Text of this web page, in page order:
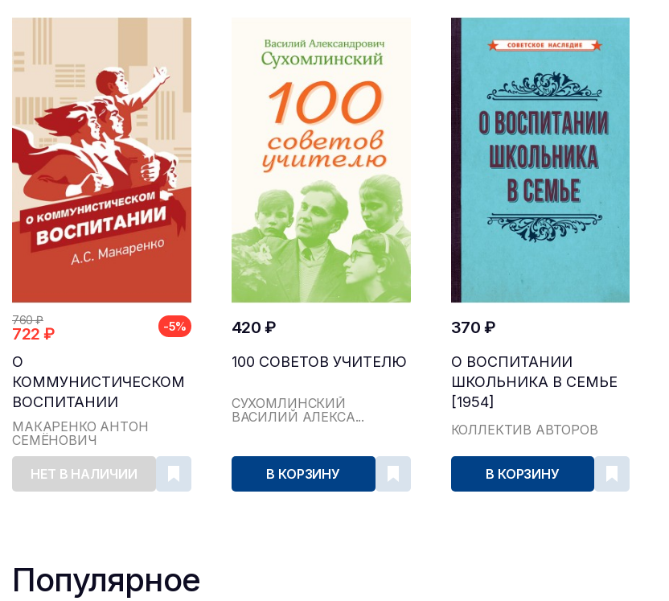
760 ₽
722 ₽ -5%
О
КОММУНИСТИЧЕСКОМ
ВОСПИТАНИИ
МАКАРЕНКО АНТОН
СЕМЁНОВИЧ
НЕТ В НАЛИЧИИ
420 ₽
100 СОВЕТОВ УЧИТЕЛЮ
СУХОМЛИНСКИЙ
ВАСИЛИЙ АЛЕКСА...
В КОРЗИНУ
370 ₽
О ВОСПИТАНИИ
ШКОЛЬНИКА В СЕМЬЕ
[1954]
КОЛЛЕКТИВ АВТОРОВ
В КОРЗИНУ
Популярное